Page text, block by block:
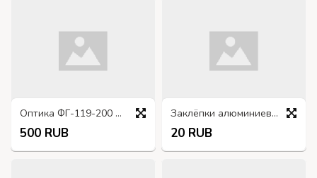
Оптика ФГ-119-200 жёлтая
500 RUB
Заклёпки алюминиевые ф5мм по 10 штук
20 RUB